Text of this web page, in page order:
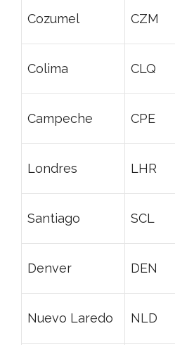
Cozumel CZM
Colima CLQ
Campeche CPE
Londres LHR
Santiago SCL
Denver DEN
Nuevo Laredo NLD